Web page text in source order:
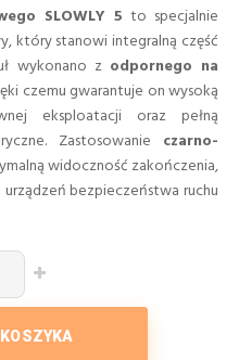
SLOWLY 5 to specjalnie
który stanowi integralną część
wykonano z odpornego na
czemu gwarantuje on wysoką
eksploatacji oraz pełną
Zastosowanie czarno-
widoczność zakończenia,
bezpieczeństwa ruchu